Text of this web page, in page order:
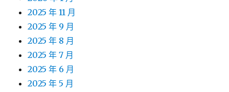
2025 年 11 月
2025 年 9 月
2025 年 8 月
2025 年 7 月
2025 年 6 月
2025 年 5 月